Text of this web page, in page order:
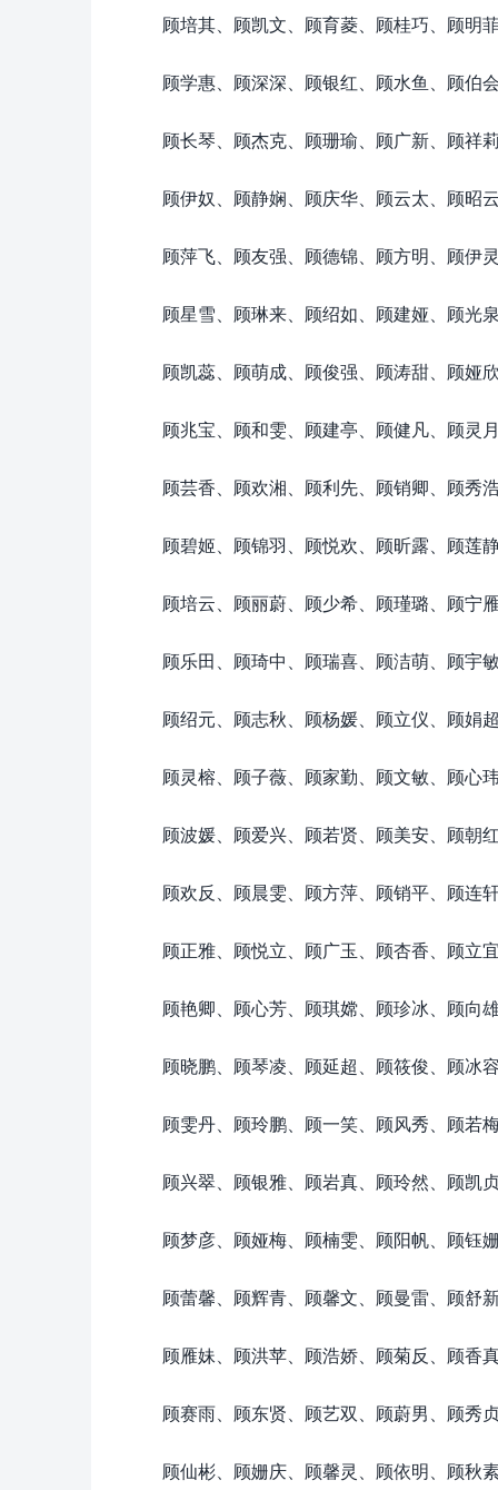
顾培其、顾凯文、顾育菱、顾桂巧、顾明菲
顾学惠、顾深深、顾银红、顾水鱼、顾伯会
顾长琴、顾杰克、顾珊瑜、顾广新、顾祥莉
顾伊奴、顾静娴、顾庆华、顾云太、顾昭云
顾萍飞、顾友强、顾德锦、顾方明、顾伊灵
顾星雪、顾琳来、顾绍如、顾建娅、顾光泉
顾凯蕊、顾萌成、顾俊强、顾涛甜、顾娅欣
顾兆宝、顾和雯、顾建亭、顾健凡、顾灵月
顾芸香、顾欢湘、顾利先、顾销卿、顾秀浩
顾碧姬、顾锦羽、顾悦欢、顾昕露、顾莲静
顾培云、顾丽蔚、顾少希、顾瑾璐、顾宁雁
顾乐田、顾琦中、顾瑞喜、顾洁萌、顾宇敏
顾绍元、顾志秋、顾杨媛、顾立仪、顾娟超
顾灵榕、顾子薇、顾家勤、顾文敏、顾心玮
顾波媛、顾爱兴、顾若贤、顾美安、顾朝红
顾欢反、顾晨雯、顾方萍、顾销平、顾连轩
顾正雅、顾悦立、顾广玉、顾杏香、顾立宜
顾艳卿、顾心芳、顾琪嫦、顾珍冰、顾向雄
顾晓鹏、顾琴凌、顾延超、顾筱俊、顾冰容
顾雯丹、顾玲鹏、顾一笑、顾风秀、顾若梅
顾兴翠、顾银雅、顾岩真、顾玲然、顾凯贞
顾梦彦、顾娅梅、顾楠雯、顾阳帆、顾钰姗
顾蕾馨、顾辉青、顾馨文、顾曼雷、顾舒新
顾雁妹、顾洪苹、顾浩娇、顾菊反、顾香真
顾赛雨、顾东贤、顾艺双、顾蔚男、顾秀贞
顾仙彬、顾姗庆、顾馨灵、顾依明、顾秋素